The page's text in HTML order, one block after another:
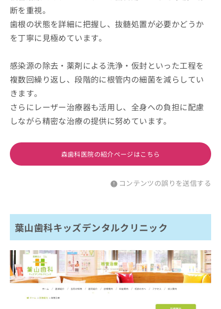
断を重視。
歯根の状態を詳細に把握し、抜髄処置が必要かどうか
を丁寧に見極めています。
感染源の除去・薬剤による洗浄・仮封といった工程を
複数回繰り返し、段階的に根管内の細菌を減らしてい
きます。
さらにレーザー治療器も活用し、全身への負担に配慮
しながら精密な治療の提供に努めています。
森歯科医院の紹介ページはこちら
コンテンツの誤りを送信する
葉山歯科キッズデンタルクリニック